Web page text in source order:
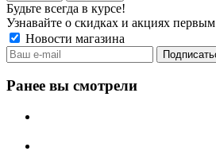
Будьте всегда в курсе!
Узнавайте о скидках и акциях первым
Новости магазина
Ранее вы смотрели